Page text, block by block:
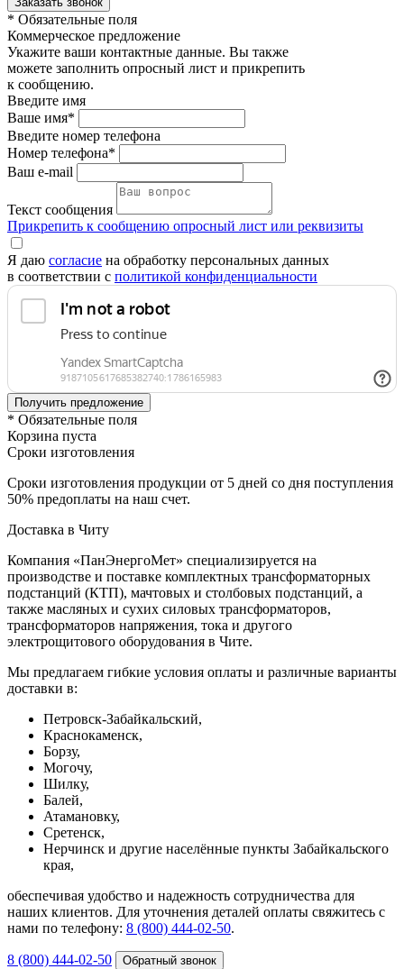
* Обязательные поля
Коммерческое предложение
Укажите ваши контактные данные. Вы также
можете заполнить опросный лист и прикрепить
к сообщению.
Введите имя
Ваше имя*
Введите номер телефона
Номер телефона*
Ваш e-mail
Текст сообщения
Прикрепить к сообщению опросный лист или реквизиты
Я даю согласие на обработку персональных данных
в соответствии с политикой конфиденциальности
* Обязательные поля
Корзина пуста
Сроки изготовления
Сроки изготовления продукции от 5 дней со дня поступления
50% предоплаты на наш счет.
Доставка в Читу
Компания «ПанЭнергоМет» специализируется на
производстве и поставке комплектных трансформаторных
подстанций (КТП), мачтовых и столбовых подстанций, а
также масляных и сухих силовых трансформаторов,
трансформаторов напряжения, тока и другого
электрощитового оборудования в Чите.
Мы предлагаем гибкие условия оплаты и различные варианты
доставки в:
Петровск-Забайкальский,
Краснокаменск,
Борзу,
Могочу,
Шилку,
Балей,
Атамановку,
Сретенск,
Нерчинск и другие населённые пункты Забайкальского
края,
обеспечивая удобство и надежность сотрудничества для
наших клиентов. Для уточнения деталей оплаты свяжитесь с
нами по телефону: 8 (800) 444-02-50.
8 (800) 444-02-50